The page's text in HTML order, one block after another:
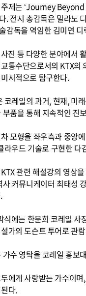
제는 ‘Journey Beyond
. 전시 총감독은 밀라노
감독을 역임한 김미연
진 등 다양한 분야에서
통수단으로서의 KTX의
시적으로 탐구한다.
코레일의 과거, 현재, 미
품을 통해 지속적인 진
모형을 좌우측과 중앙
라우드 기술로 구현한
관련 해설강의 영상
사 커뮤니케이터 최태성
에는 한문희 코레일 사
가의 도슨트 투어로 관
수 영탁을 코레일 홍보
에게 사랑받는 가수이
다.